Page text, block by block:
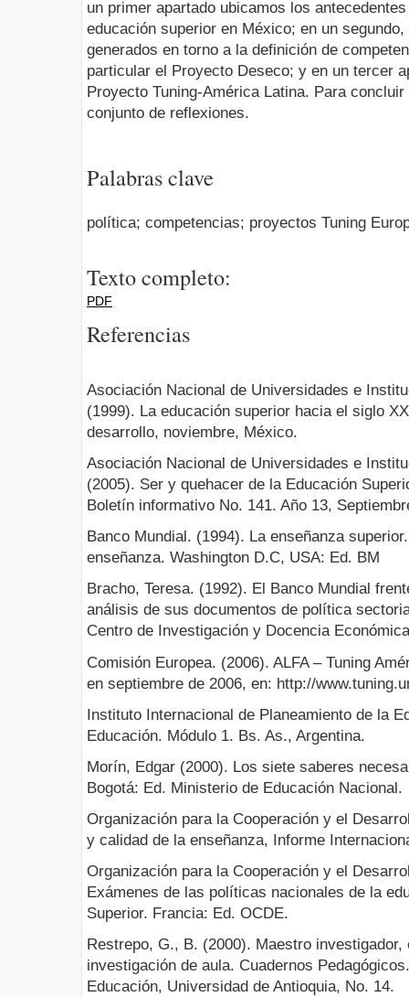
un primer apartado ubicamos los
educación superior en México; en un
generados en torno a la definición de
particular el Proyecto Deseco; y en un tercer
Proyecto Tuning-América Latina. Para
conjunto de reflexiones.
Palabras clave
política; competencias; proyectos Tuning
Texto completo:
PDF
Referencias
Asociación Nacional de Universidades e
(1999). La educación superior hacia el siglo
desarrollo, noviembre, México.
Asociación Nacional de Universidades e
(2005). Ser y quehacer de la Educación
Boletín informativo No. 141. Año 13,
Banco Mundial. (1994). La enseñanza
enseñanza. Washington D.C, USA: Ed. BM
Bracho, Teresa. (1992). El Banco Mundial
análisis de sus documentos de política
Centro de Investigación y Docencia
Comisión Europea. (2006). ALFA – Tuning
en septiembre de 2006, en: http://
Instituto Internacional de Planeamiento de la
Educación. Módulo 1. Bs. As., Argentina.
Morín, Edgar (2000). Los siete saberes
Bogotá: Ed. Ministerio de Educación Nacional.
Organización para la Cooperación y el
y calidad de la enseñanza, Informe
Organización para la Cooperación y el
Exámenes de las políticas nacionales de la
Superior. Francia: Ed. OCDE.
Restrepo, G., B. (2000). Maestro
investigación de aula. Cuadernos
Educación, Universidad de Antioquia, No. 14.